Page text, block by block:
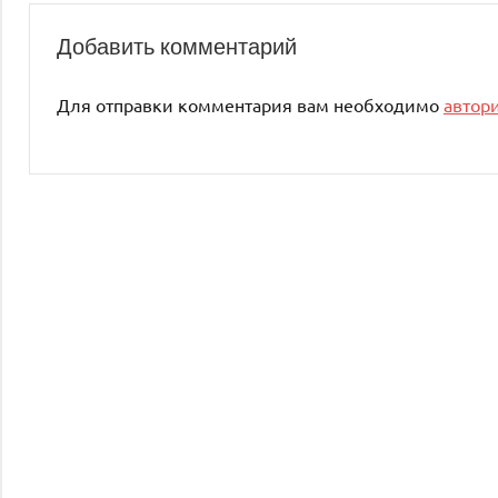
Добавить комментарий
Для отправки комментария вам необходимо